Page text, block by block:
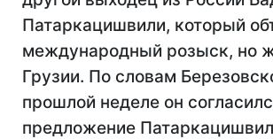
Патаркацишвили, который
международный розыск, но
Грузии. По словам
прошлой неделе он
предложение